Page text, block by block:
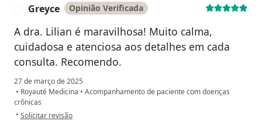
Greyce Opinião Verificada
A dra. Lilian é maravilhosa! Muito calma,
cuidadosa e atenciosa aos detalhes em cada
consulta. Recomendo.
27 de março de 2025
• Royauté Medicina • Acompanhamento de paciente com doenças
crônicas
• na opinião do utilizador Greyce
Solicitar revisão